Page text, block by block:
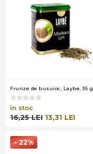
Frunze de busuioc, Laybe, 35 g
în stoc
16,25 LEI 13,31 LEI
- 22%